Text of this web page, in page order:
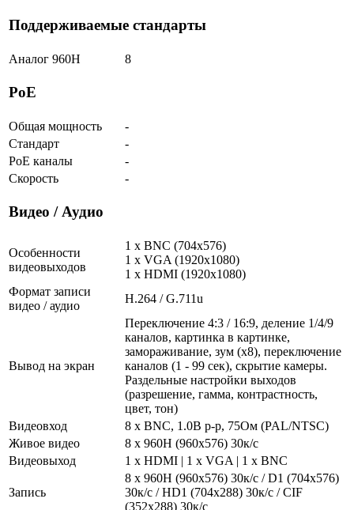
Поддерживаемые стандарты
Аналог 960H 8
РоЕ
Общая мощность
-
Стандарт
-
PoE каналы
-
Скорость
-
Видео / Аудио
Особенности
видеовыходов
1 x BNC (704x576)
1 x VGA (1920x1080)
1 x HDMI (1920x1080)
Формат записи
видео / аудио
H.264 / G.711u
Вывод на экран
Переключение 4:3 / 16:9, деление 1/4/9
каналов, картинка в картинке,
замораживание, зум (x8), переключение
каналов (1 - 99 сек), скрытие камеры.
Раздельные настройки выходов
(разрешение, гамма, контрастность,
цвет, тон)
Видеовход
8 x BNC, 1.0В p-p, 75Ом (PAL/NTSC)
Живое видео
8 x 960H (960х576) 30к/с
Видеовыход
1 x HDMI | 1 x VGA | 1 x BNC
Запись
8 х 960H (960x576) 30к/с / D1 (704х576)
30к/с / HD1 (704х288) 30к/с / CIF
(352x288) 30к/с